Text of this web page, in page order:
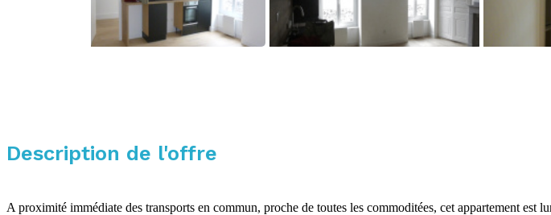
Description de l'offre
A proximité immédiate des transports en commun, proche de toutes les commoditées, cet appartement est